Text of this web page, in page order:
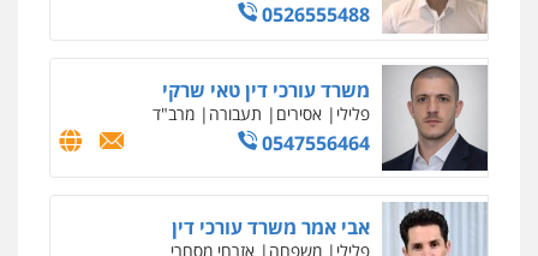
0526555488
משרד עורכי דין טאי שרקי
פלילי אסירים תעבורה מרב"ד
0547556464
אבי אמר משרד עורכי דין
פלילי משפחה אזרחי מסחרי